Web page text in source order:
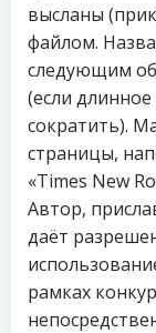
высланы
файлом.
следующим
(если
сократить).
страницы,
«Times New
Автор,
даёт
рамках